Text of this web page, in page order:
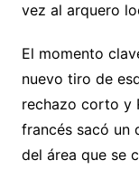
vez al arquero
El momento
nuevo tiro de
rechazo corto y
francés sacó un
del área que se